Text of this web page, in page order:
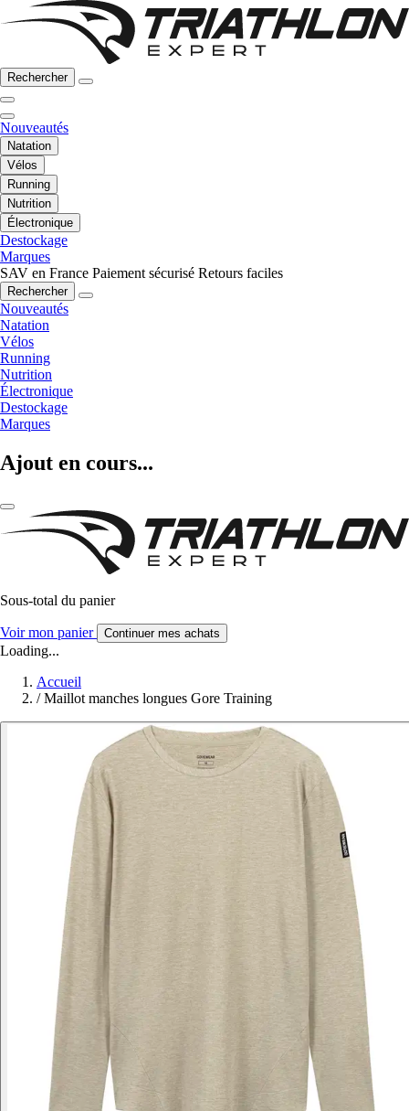
Rechercher
Nouveautés
Natation
Vélos
Running
Nutrition
Électronique
Destockage
Marques
SAV en France Paiement sécurisé Retours faciles
Rechercher
Nouveautés
Natation
Vélos
Running
Nutrition
Électronique
Destockage
Marques
Ajout en cours...
Sous-total du panier
Voir mon panier Continuer mes achats
Loading...
Accueil
/ Maillot manches longues Gore Training